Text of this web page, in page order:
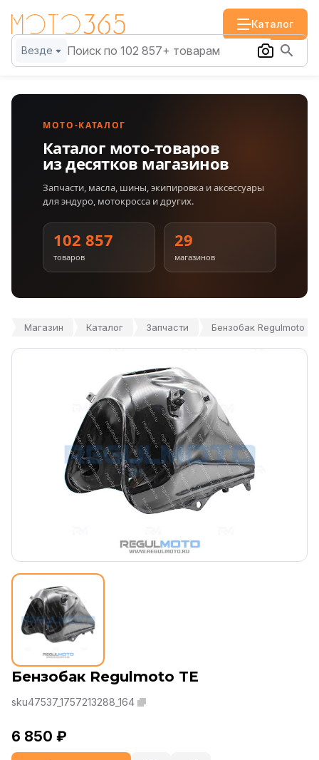
Каталог
Везде
МОТО-КАТАЛОГ
Каталог мото-товаров
из десятков магазинов
Запчасти, масла, шины, экипировка и аксессуары
для эндуро, мотокросса и других.
102 857
товаров
29
магазинов
Магазин Каталог Запчасти Бензобак Regulmoto TE
Бензобак Regulmoto TE
sku47537_1757213288_164
6 850 ₽